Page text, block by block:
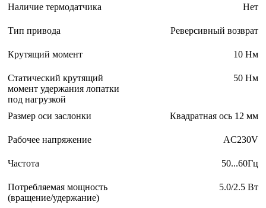
Наличие термодатчика
Нет
Тип привода Реверсивный возврат
Крутящий момент 10 Нм
Статический крутящий
момент удержания лопатки
под нагрузкой
50 Нм
Размер оси заслонки Квадратная ось 12 мм
Рабочее напряжение AC230V
Частота 50...60Гц
Потребляемая мощность
(вращение/удержание)
5.0/2.5 Вт